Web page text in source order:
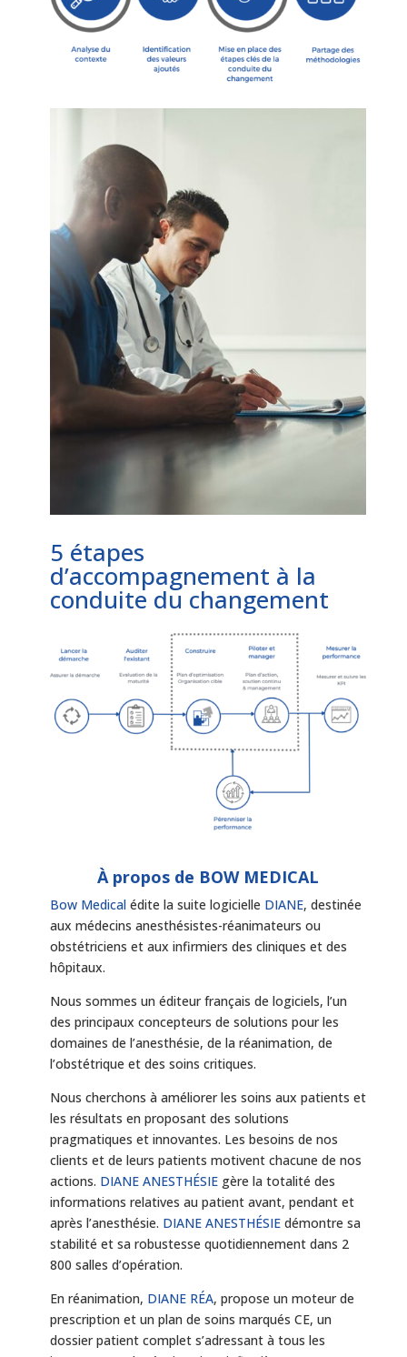
5 étapes
d’accompagnement à la
conduite du changement
À propos de BOW MEDICAL
Bow Medicalédite la suite logicielle DIANE, destinée
aux médecins anesthésistes-réanimateurs ou
obstétriciens et aux infirmiers des cliniques et des
hôpitaux.
Nous sommes un éditeur français de logiciels, l’un
des principaux concepteurs de solutions pour les
domaines de l’anesthésie, de la réanimation, de
l’obstétrique et des soins critiques.
Nous cherchons à améliorer les soins aux patients et
les résultats en proposant des solutions
pragmatiques et innovantes. Les besoins de nos
clients et de leurs patients motivent chacune de nos
actions. DIANE ANESTHÉSIE gère la totalité des
informations relatives au patient avant, pendant et
après l’anesthésie. DIANE ANESTHÉSIEdémontre sa
stabilité et sa robustesse quotidiennement dans 2
800 salles d’opération.
En réanimation, DIANE RÉA, propose un moteur de
prescription et un plan de soins marqués CE, un
dossier patient complet s’adressant à tous les